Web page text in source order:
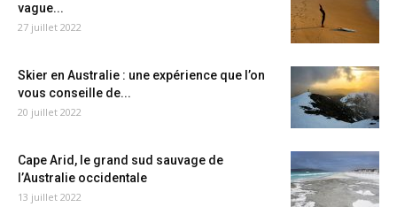
vague...
27 juillet 2022
Skier en Australie : une expérience que l’on
vous conseille de...
20 juillet 2022
Cape Arid, le grand sud sauvage de
l’Australie occidentale
13 juillet 2022